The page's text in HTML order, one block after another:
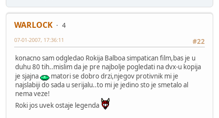
WARLOCK
4
#22
07-01-2007, 17:36:11
konacno sam odgledao Rokija Balboa simpatican film,bas je u
duhu 80 tih..mislim da je pre najbolje pogledati na dvx-u kopija
je sjajna
matori se dobro drzi,njegov protivnik mi je
najslabiji do sada u serijalu..to mi je jedino sto je smetalo al
nema veze!
Roki jos uvek ostaje legenda